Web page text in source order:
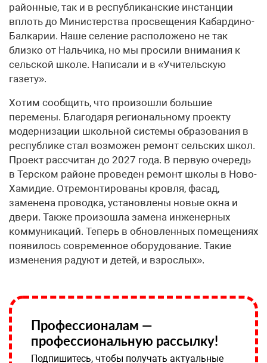
районные, так и в республиканские инстанции
вплоть до Министерства просвещения Кабардино-
Балкарии. Наше селение расположено не так
близко от Нальчика, но мы просили внимания к
сельской школе. Написали и в «Учительскую
газету».
Хотим сообщить, что произошли большие
перемены. Благодаря региональному проекту
модернизации школьной системы образования в
республике стал возможен ремонт сельских школ.
Проект рассчитан до 2027 года. В первую очередь
в Терском районе проведен ремонт школы в Ново-
Хамидие. Отремонтированы кровля, фасад,
заменена проводка, установлены новые окна и
двери. Также произошла замена инженерных
коммуникаций. Теперь в обновленных помещениях
появилось современное оборудование. Такие
изменения радуют и детей, и взрослых».
Профессионалам —
профессиональную рассылку!
Подпишитесь, чтобы получать актуальные